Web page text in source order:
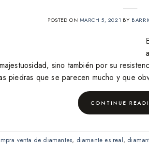
POSTED ON MARCH 5, 2021 BY
sino también por su
piedras que se parecen mucho y que
CONTINUE
venta de diamantes, diamante es real,